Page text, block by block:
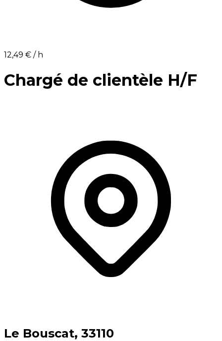
12,49 €⁩ / h
Chargé de clientèle H/F
⁨Le Bouscat⁩, ⁨33110⁩